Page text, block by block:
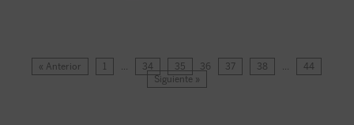
« Anterior 1 … 34 35 36 37 38 …
44
Siguiente »